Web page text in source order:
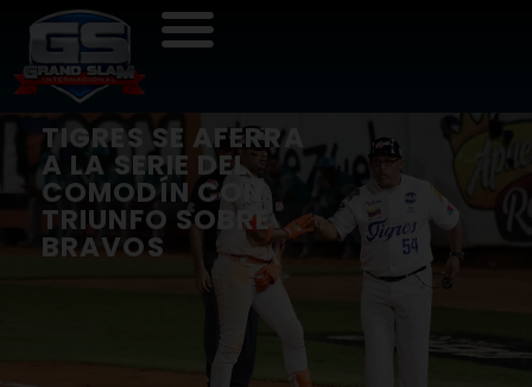
TIGRES SE AFERRA
A LA SERIE DEL
COMODÍN CON
TRIUNFO SOBRE
BRAVOS